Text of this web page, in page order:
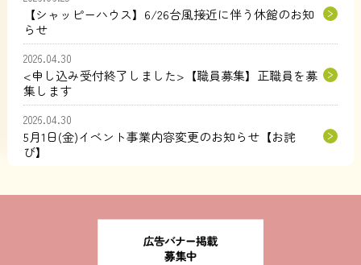
【シャッピーハウス】6/26台風接近に伴う休館のお知
らせ
2026.04.30
<申し込み受付終了しました>【職員募集】正職員を募
集します
2026.04.30
5月1日(金)イベント事業内容変更のお知らせ【お詫
び】